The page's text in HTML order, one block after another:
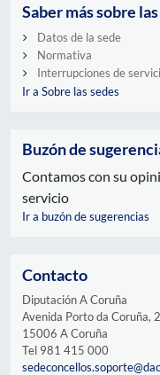
Saber más sobre
Datos de la sede
Normativa
Interrupciones de
Ir a Sobre las sedes
Buzón de
Contamos con su
servicio
Ir a buzón de sugerencias
Contacto
Diputación A Coruña
Avenida Porto da Coruña, 2
15006 A Coruña
Tel 981 415 000